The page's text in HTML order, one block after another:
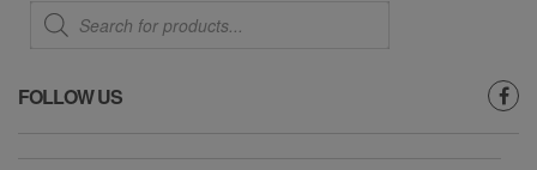
Products
search
FOLLOW US